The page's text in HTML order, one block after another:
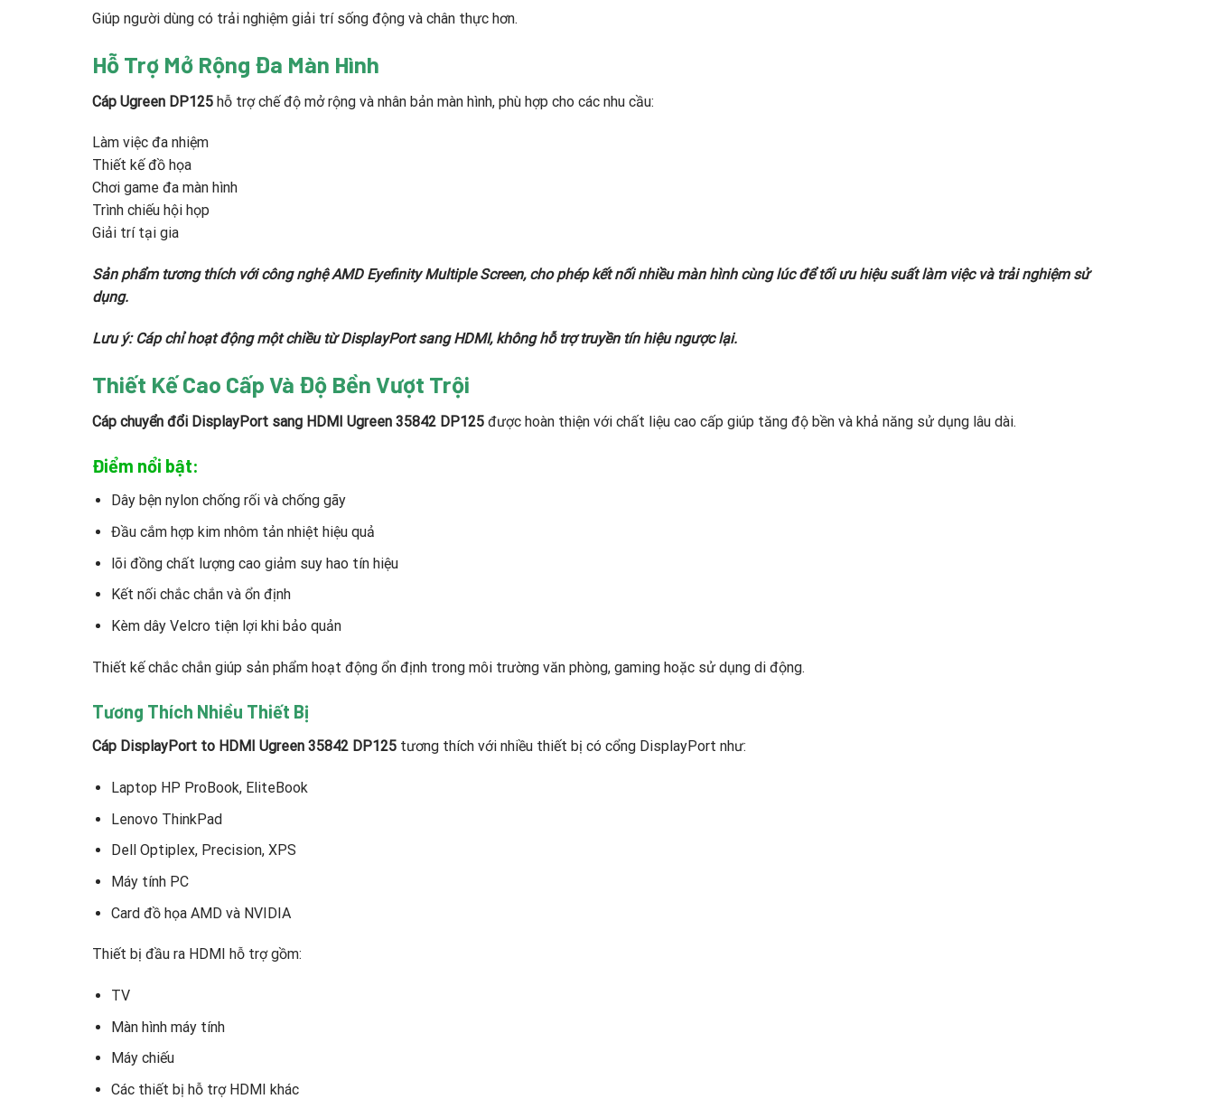
Giúp người dùng có trải nghiệm giải trí sống động và chân thực hơn.
Hỗ Trợ Mở Rộng Đa Màn Hình
Cáp Ugreen DP125 hỗ trợ chế độ mở rộng và nhân bản màn hình, phù hợp cho các nhu cầu:
Làm việc đa nhiệm
Thiết kế đồ họa
Chơi game đa màn hình
Trình chiếu hội họp
Giải trí tại gia
Sản phẩm tương thích với công nghệ AMD Eyefinity Multiple Screen, cho phép kết nối nhiều màn hình cùng lúc để tối ưu hiệu suất làm việc và trải nghiệm sử
dụng.
Lưu ý: Cáp chỉ hoạt động một chiều từ DisplayPort sang HDMI, không hỗ trợ truyền tín hiệu ngược lại.
Thiết Kế Cao Cấp Và Độ Bền Vượt Trội
Cáp chuyển đổi DisplayPort sang HDMI Ugreen 35842 DP125 được hoàn thiện với chất liệu cao cấp giúp tăng độ bền và khả năng sử dụng lâu dài.
Điểm nổi bật:
Dây bện nylon chống rối và chống gãy
Đầu cắm hợp kim nhôm tản nhiệt hiệu quả
lõi đồng chất lượng cao giảm suy hao tín hiệu
Kết nối chắc chắn và ổn định
Kèm dây Velcro tiện lợi khi bảo quản
Thiết kế chắc chắn giúp sản phẩm hoạt động ổn định trong môi trường văn phòng, gaming hoặc sử dụng di động.
Tương Thích Nhiều Thiết Bị
Cáp DisplayPort to HDMI Ugreen 35842 DP125 tương thích với nhiều thiết bị có cổng DisplayPort như:
Laptop HP ProBook, EliteBook
Lenovo ThinkPad
Dell Optiplex, Precision, XPS
Máy tính PC
Card đồ họa AMD và NVIDIA
Thiết bị đầu ra HDMI hỗ trợ gồm:
TV
Màn hình máy tính
Máy chiếu
Các thiết bị hỗ trợ HDMI khác